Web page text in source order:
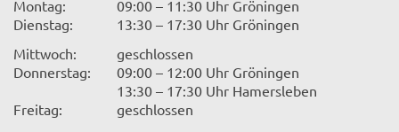
Montag:
09:00 – 11:30 Uhr Gröningen
Dienstag:
13:30 – 17:30 Uhr Gröningen
Mittwoch:
geschlossen
Donnerstag:
09:00 – 12:00 Uhr Gröningen
13:30 – 17:30 Uhr Hamersleben
Freitag:
geschlossen